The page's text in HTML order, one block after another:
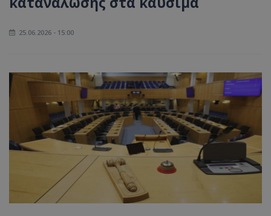
25.06.2026 - 15:00